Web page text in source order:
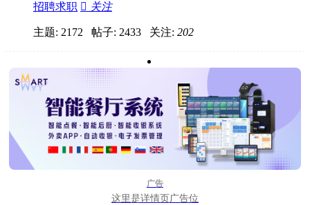
招聘求职  关注
主题: 2172 帖子: 2433 关注: 202
广告
这里是详情页广告位